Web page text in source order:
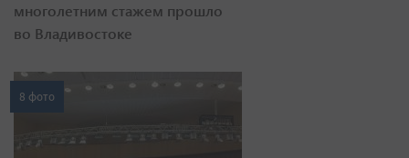
многолетним стажем прошло
во Владивостоке
8 фото